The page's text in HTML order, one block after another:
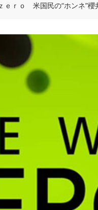
ｅｒｏ 米国民の“ホンネ”櫻